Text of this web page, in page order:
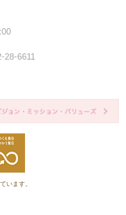
28-6611
います。